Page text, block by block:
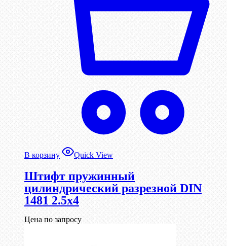
В корзину Quick View
Штифт пружинный
цилиндрический разрезной DIN
1481 2.5х4
Цена по запросу